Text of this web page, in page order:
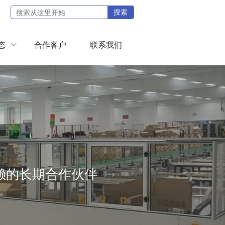
 合作客户 联系我们
搜索
的长期合作伙伴